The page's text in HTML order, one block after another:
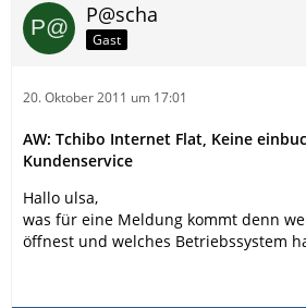
P@scha
Gast
20. Oktober 2011 um 17:01
AW: Tchibo Internet Flat, Keine
Kundenservice
Hallo ulsa,
was für eine Meldung kommt denn
öffnest und welches Betriebssystem